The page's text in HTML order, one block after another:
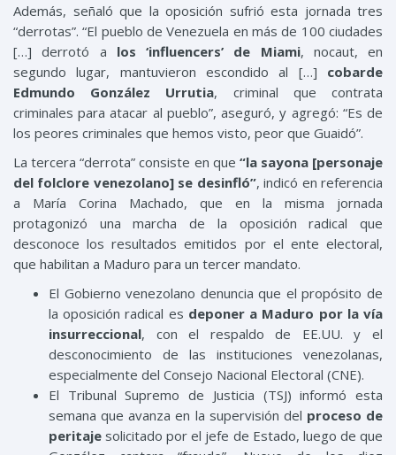
Además, señaló que la oposición sufrió esta jornada tres
“derrotas”. “El pueblo de Venezuela en más de 100 ciudades
[…] derrotó a los ‘influencers’ de Miami, nocaut, en
segundo lugar, mantuvieron escondido al […] cobarde
Edmundo González Urrutia, criminal que contrata
criminales para atacar al pueblo”, aseguró, y agregó: “Es de
los peores criminales que hemos visto, peor que Guaidó”.
La tercera “derrota” consiste en que “la sayona [personaje
del folclore venezolano] se desinfló”, indicó en referencia
a María Corina Machado, que en la misma jornada
protagonizó una marcha de la oposición radical que
desconoce los resultados emitidos por el ente electoral,
que habilitan a Maduro para un tercer mandato.
El Gobierno venezolano denuncia que el propósito de
la oposición radical es deponer a Maduro por la vía
insurreccional, con el respaldo de EE.UU. y el
desconocimiento de las instituciones venezolanas,
especialmente del Consejo Nacional Electoral (CNE).
El Tribunal Supremo de Justicia (TSJ) informó esta
semana que avanza en la supervisión del proceso de
peritaje solicitado por el jefe de Estado, luego de que